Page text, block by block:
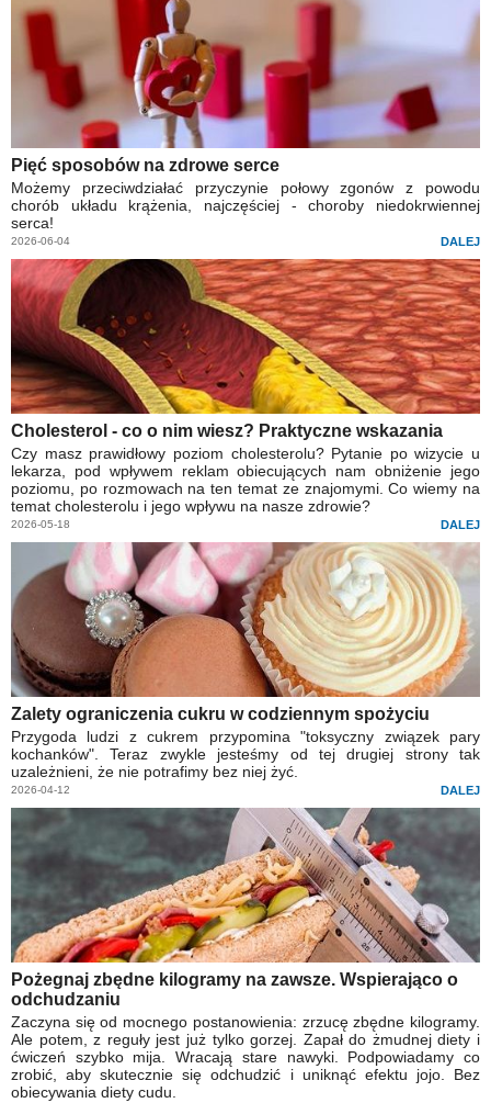
Pięć sposobów na zdrowe serce
Możemy przeciwdziałać przyczynie połowy zgonów z powodu
chorób układu krążenia, najczęściej - choroby niedokrwiennej
serca!
2026-06-04 DALEJ
Cholesterol - co o nim wiesz? Praktyczne wskazania
Czy masz prawidłowy poziom cholesterolu? Pytanie po wizycie u
lekarza, pod wpływem reklam obiecujących nam obniżenie jego
poziomu, po rozmowach na ten temat ze znajomymi. Co wiemy na
temat cholesterolu i jego wpływu na nasze zdrowie?
2026-05-18 DALEJ
Zalety ograniczenia cukru w codziennym spożyciu
Przygoda ludzi z cukrem przypomina "toksyczny związek pary
kochanków". Teraz zwykle jesteśmy od tej drugiej strony tak
uzależnieni, że nie potrafimy bez niej żyć.
2026-04-12 DALEJ
Pożegnaj zbędne kilogramy na zawsze. Wspierająco o
odchudzaniu
Zaczyna się od mocnego postanowienia: zrzucę zbędne kilogramy.
Ale potem, z reguły jest już tylko gorzej. Zapał do żmudnej diety i
ćwiczeń szybko mija. Wracają stare nawyki. Podpowiadamy co
zrobić, aby skutecznie się odchudzić i uniknąć efektu jojo. Bez
obiecywania diety cudu.